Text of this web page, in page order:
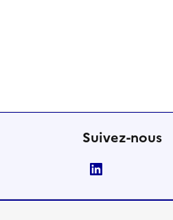
Suivez-nous